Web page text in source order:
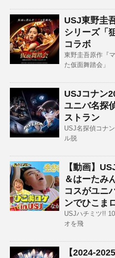
USJ東野圭
シリーズ「
コラボ
東野圭吾原作『
た仮面舞踏会」
USJコナン
ユニバ名探
ストラン
USJ名探偵コナ
ル脱
【動画】
＆はーたみ
コスがユニ
ンでひこま
USJハチミツ!!
オを飛
【2024-